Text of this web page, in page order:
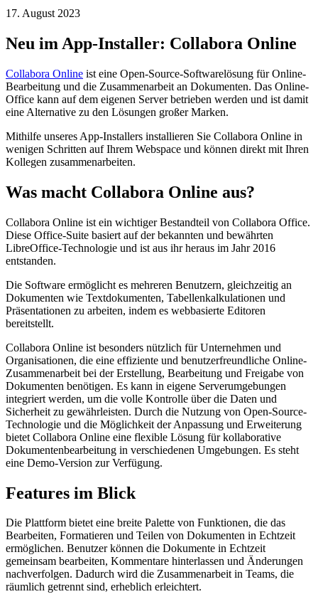
17. August 2023
Neu im App-Installer: Collabora Online
Collabora Online ist eine Open-Source-Softwarelösung für Online-
Bearbeitung und die Zusammenarbeit an Dokumenten. Das Online-
Office kann auf dem eigenen Server betrieben werden und ist damit
eine Alternative zu den Lösungen großer Marken.
Mithilfe unseres App-Installers installieren Sie Collabora Online in
wenigen Schritten auf Ihrem Webspace und können direkt mit Ihren
Kollegen zusammenarbeiten.
Was macht Collabora Online aus?
Collabora Online ist ein wichtiger Bestandteil von Collabora Office.
Diese Office-Suite basiert auf der bekannten und bewährten
LibreOffice-Technologie und ist aus ihr heraus im Jahr 2016
entstanden.
Die Software ermöglicht es mehreren Benutzern, gleichzeitig an
Dokumenten wie Textdokumenten, Tabellenkalkulationen und
Präsentationen zu arbeiten, indem es webbasierte Editoren
bereitstellt.
Collabora Online ist besonders nützlich für Unternehmen und
Organisationen, die eine effiziente und benutzerfreundliche Online-
Zusammenarbeit bei der Erstellung, Bearbeitung und Freigabe von
Dokumenten benötigen. Es kann in eigene Serverumgebungen
integriert werden, um die volle Kontrolle über die Daten und
Sicherheit zu gewährleisten. Durch die Nutzung von Open-Source-
Technologie und die Möglichkeit der Anpassung und Erweiterung
bietet Collabora Online eine flexible Lösung für kollaborative
Dokumentenbearbeitung in verschiedenen Umgebungen. Es steht
eine Demo-Version zur Verfügung.
Features im Blick
Die Plattform bietet eine breite Palette von Funktionen, die das
Bearbeiten, Formatieren und Teilen von Dokumenten in Echtzeit
ermöglichen. Benutzer können die Dokumente in Echtzeit
gemeinsam bearbeiten, Kommentare hinterlassen und Änderungen
nachverfolgen. Dadurch wird die Zusammenarbeit in Teams, die
räumlich getrennt sind, erheblich erleichtert.